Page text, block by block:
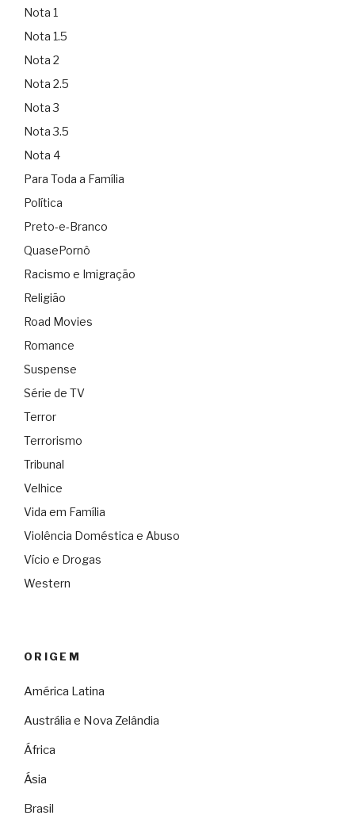
Nota 1
Nota 1.5
Nota 2
Nota 2.5
Nota 3
Nota 3.5
Nota 4
Para Toda a Família
Política
Preto-e-Branco
QuasePornô
Racismo e Imigração
Religião
Road Movies
Romance
Suspense
Série de TV
Terror
Terrorismo
Tribunal
Velhice
Vida em Família
Violência Doméstica e Abuso
Vício e Drogas
Western
ORIGEM
América Latina
Austrália e Nova Zelândia
África
Ásia
Brasil